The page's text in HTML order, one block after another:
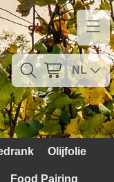
NL
Olijfolie
Food Pairing